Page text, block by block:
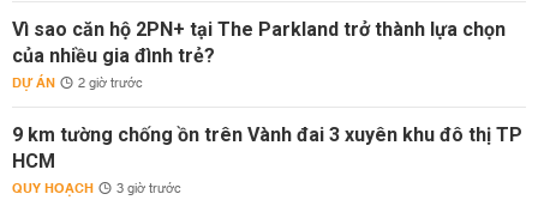
Vì sao căn hộ 2PN+ tại The Parkland trở thành lựa chọn
của nhiều gia đình trẻ?
DỰ ÁN 2 giờ trước
9 km tường chống ồn trên Vành đai 3 xuyên khu đô thị TP
HCM
QUY HOẠCH 3 giờ trước